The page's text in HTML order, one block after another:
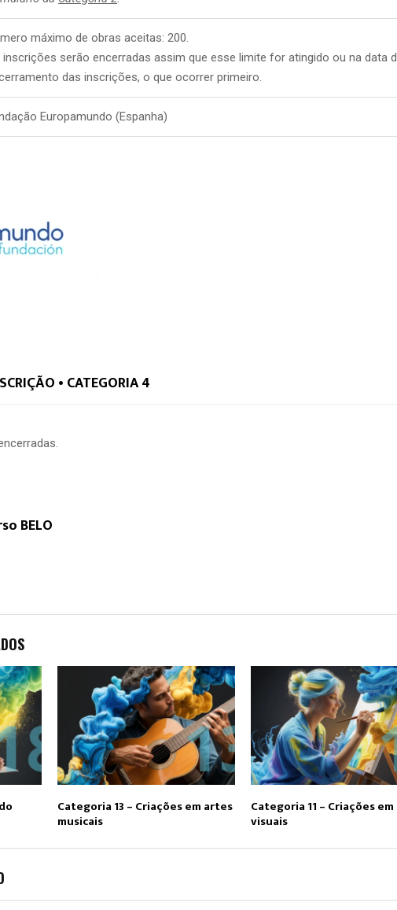
máximo de obras aceitas: 200.
inscrições serão encerradas assim que esse limite for atingido ou na data
das inscrições, o que ocorrer primeiro.
Europamundo (Espanha)
• CATEGORIA 4
BELO
Categoria 13 – Criações em artes
musicais
Categoria 11 – Criações
visuais